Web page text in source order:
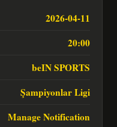
2026-04-11
20:00
beIN SPORTS
Şampiyonlar Ligi
Manage Notification